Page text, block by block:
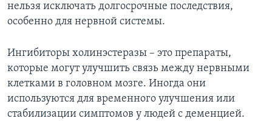
нельзя исключать долгосрочные последствия,
особенно для нервной системы.
Ингибиторы холинэстеразы – это препараты,
которые могут улучшить связь между нервными
клетками в головном мозге. Иногда они
используются для временного улучшения или
стабилизации симптомов у людей с деменцией.